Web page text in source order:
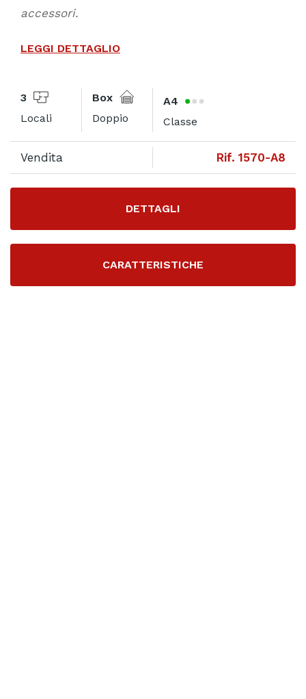
accessori.
LEGGI DETTAGLIO
3
Locali
Box
Doppio
A4
Classe
Vendita Rif. 1570-A8
DETTAGLI
CARATTERISTICHE